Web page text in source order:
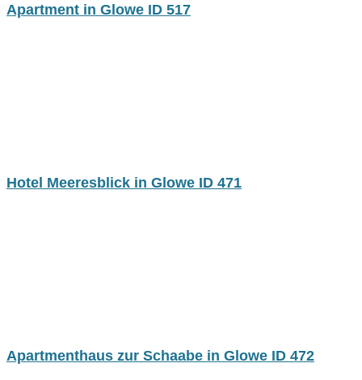
Apartment in Glowe ID 517
Hotel Meeresblick in Glowe ID 471
Apartmenthaus zur Schaabe in Glowe ID 472